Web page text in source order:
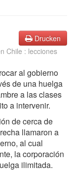
Drucken
Chile : lecciones
al gobierno
de una huelga
a las clases
a intervenir.
de cerca de
llamaron a
al cual
la corporación
ilimitada.